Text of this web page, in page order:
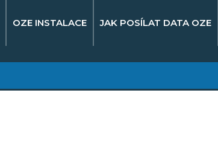
OZE INSTALACE JAK POSÍLAT DATA OZE